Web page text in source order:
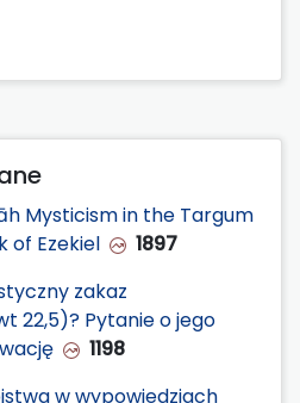
Mysticism in the Targum
of Ezekiel
1897
zakaz
22,5)? Pytanie o jego
1198
w wypowiedziach